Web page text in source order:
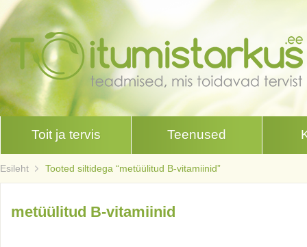
Toit ja tervis Teenused
Esileht Tooted siltidega “metüülitud B-vitamiinid”
metüülitud B-vitamiinid